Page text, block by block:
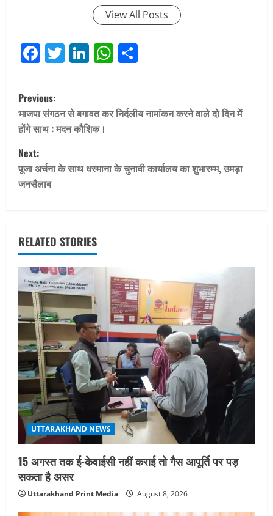
View All Posts
Facebook
Twitter
LinkedIn
WhatsApp
P
o
s
t
n
v
i
g
a
t
i
o
n
Previous:
भाजपा संगठन से बगावत कर निर्दलीय नामांकन करने वाले दो दिन में
होंगे साथ : मदन कौशिक।
Next:
पूजा अर्चना के साथ धस्माना के चुनावी कार्यालय का शुभारम्भ, उमड़ा
जनसैलाब
RELATED STORIES
UTTARAKHAND NEWS
15 अगस्त तक ई-केवाईसी नहीं कराई तो गैस आपूर्ति पर पड़
सकता है असर
Uttarakhand Print Media August 8, 2026